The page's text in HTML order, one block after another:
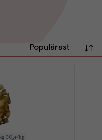
Populärast
kg CO₂e/kg